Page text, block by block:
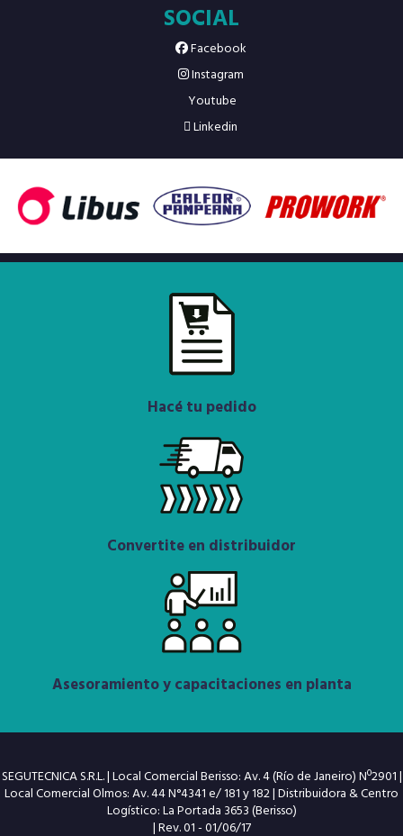
SOCIAL
Facebook
Instagram
Youtube
Linkedin
Hacé tu pedido
Convertite en distribuidor
Asesoramiento y capacitaciones en planta
SEGUTECNICA S.R.L. | Local Comercial Berisso: Av. 4 (Río de Janeiro) Nº2901 |
Local Comercial Olmos: Av. 44 N°4341 e/ 181 y 182 | Distribuidora & Centro
Logístico: La Portada 3653 (Berisso)
| Rev. 01 - 01/06/17